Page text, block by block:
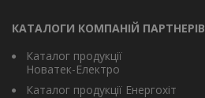
КАТАЛОГИ КОМПАНІЙ ПАРТНЕРІВ
Каталог продукції
Новатек-Електро
Каталог продукції Енергохіт